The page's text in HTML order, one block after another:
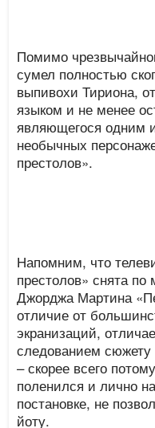
Помимо
сумел полностью
выпивохи Тириона,
языком и не менее
являющегося одним
необычных
престолов».
Напомним, что
престолов» снята
Джорджа Мартина
отличие от
экранизаций,
следованием сюжету
– скорее всего
поленился и лично
постановке, не
йоту.